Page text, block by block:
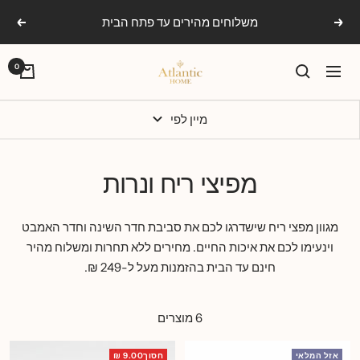
content
הקודם משלוחים מהירים עד פתח הבית הבא
ניווט
אטלנטיק
0
מיין לפי
מפיצי ריח ונרות
מגוון מפצי ריח שישדרגו לכם את סביבת חדר השינה וחדר האמבט
וינעימו לכם את איכות החיים. מחירים ללא תחרות ומשלוח מהיר
חינם עד הבית בהזמנות מעל ל-249 ₪.
6 מוצרים
אזל המלאי חסוך9.00 ₪